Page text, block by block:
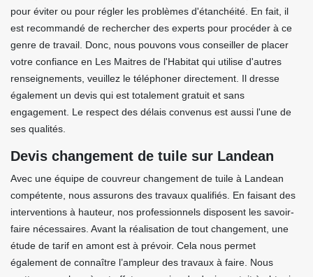
pour éviter ou pour régler les problèmes d'étanchéité. En fait, il
est recommandé de rechercher des experts pour procéder à ce
genre de travail. Donc, nous pouvons vous conseiller de placer
votre confiance en Les Maitres de l'Habitat qui utilise d'autres
renseignements, veuillez le téléphoner directement. Il dresse
également un devis qui est totalement gratuit et sans
engagement. Le respect des délais convenus est aussi l'une de
ses qualités.
Devis changement de tuile sur Landean
Avec une équipe de couvreur changement de tuile à Landean
compétente, nous assurons des travaux qualifiés. En faisant des
interventions à hauteur, nos professionnels disposent les savoir-
faire nécessaires. Avant la réalisation de tout changement, une
étude de tarif en amont est à prévoir. Cela nous permet
également de connaître l’ampleur des travaux à faire. Nous